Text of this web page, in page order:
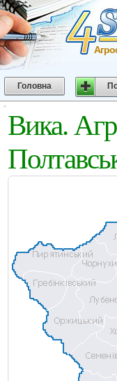
Головна
Вика.